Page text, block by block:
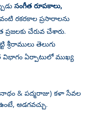
సంగీత రూపకాలు,
రకరకాల ప్రసారాలను
ప్రజలకు చేరువ చేశారు.
తెలుగు
ఏర్పాటులో ముఖ్య
& పద్మరాజు) కళా సేవల
అడగవచ్చు.